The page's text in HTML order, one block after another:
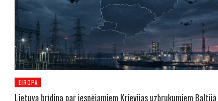
EIROPA
Lietuva brīdina par iespējamiem Krievijas uzbrukumiem Baltijā